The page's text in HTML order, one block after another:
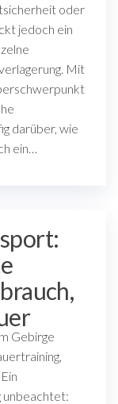
oder
jedoch ein
Mit
darüber, wie
ein…
Gebirge
unbeachtet: